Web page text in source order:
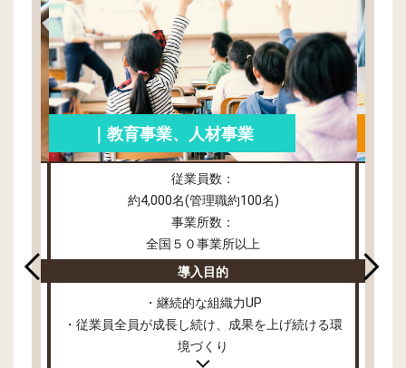
｜教育事業、人材事業
従業員数：
約4,000名(管理職約100名)
事業所数：
全国５０事業所以上
導入目的
・継続的な組織力UP
・従業員全員が成長し続け、成果を上げ続ける環
境づくり